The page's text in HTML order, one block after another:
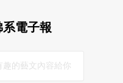
電子報